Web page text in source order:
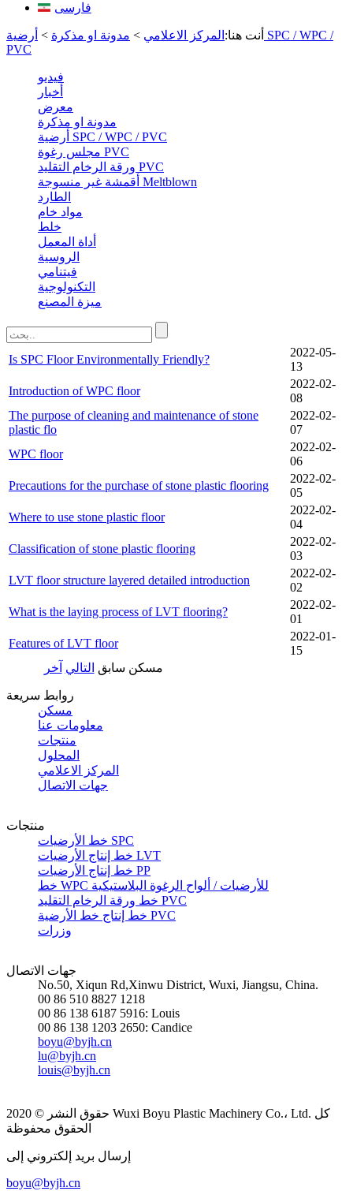
فارسی
أنت هنا: المركز الاعلامي > مدونة او مذكرة > أرضية SPC / WPC /
PVC
فيديو
أخبار
معرض
مدونة او مذكرة
أرضية SPC / WPC / PVC
مجلس رغوة PVC
ورقة الرخام التقليد PVC
أقمشة غير منسوجة Meltblown
الطارد
مواد خام
خلط
أداة المعمل
الروسية
فيتنامي
التكنولوجية
ميزة المصنع
Is SPC Floor Environmentally Friendly?
2022-05-
13
Introduction of WPC floor
2022-02-
08
The purpose of cleaning and maintenance of stone
plastic flo
2022-02-
07
WPC floor
2022-02-
06
Precautions for the purchase of stone plastic flooring
2022-02-
05
Where to use stone plastic floor
2022-02-
04
Classification of stone plastic flooring
2022-02-
03
LVT floor structure layered detailed introduction
2022-02-
02
What is the laying process of LVT flooring?
2022-02-
01
Features of LVT floor
2022-01-
15
مسكن سابق التالي آخر
روابط سريعة
مسكن
معلومات عنا
منتجات
المحلول
المركز الاعلامي
جهات الاتصال
منتجات
خط الأرضيات SPC
خط إنتاج الأرضيات LVT
خط إنتاج الأرضيات PP
خط WPC للأرضيات / ألواح الرغوة البلاستيكية
خط ورقة الرخام التقليد PVC
خط إنتاج خط الأرضية PVC
وزرات
جهات الاتصال
No.50, Xiqun Rd,Xinwu District, Wuxi, Jiangsu, China.
00 86 510 8827 1218
00 86 138 6187 5916: Louis
00 86 138 1203 2650: Candice
boyu@byjh.cn
lu@byjh.cn
louis@byjh.cn
حقوق النشر © 2020 Wuxi Boyu Plastic Machinery Co.، Ltd. كل
الحقوق محفوظة
إرسال بريد إلكتروني إلى
boyu@byjh.cn